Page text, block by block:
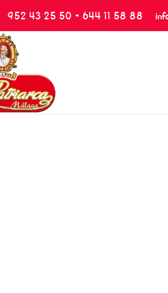
952 43 25 50 - 644 11 58 88